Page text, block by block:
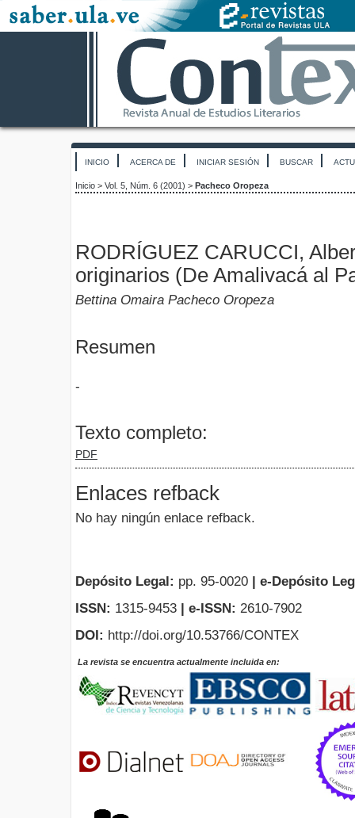
INICIO ACERCA DE INICIAR SESIÓN BUSCAR
Inicio > Vol. 5, Núm. 6 (2001) > Pacheco Oropeza
RODRÍGUEZ CARUCCI,
originarios (De Amalivacá al
Bettina Omaira Pacheco Oropeza
Resumen
-
Texto completo:
PDF
Enlaces refback
No hay ningún enlace refback.
Depósito Legal: pp. 95-0020 | e-Depósito
ISSN: 1315-9453 | e-ISSN: 2610-7902
DOI: http://doi.org/10.53766/CONTEX
La revista se encuentra actualmente incluida en: